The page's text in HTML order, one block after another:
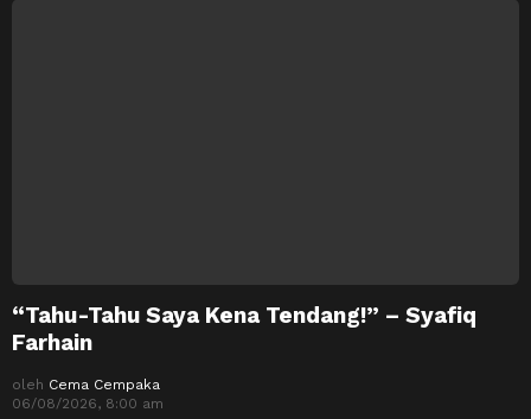
“Tahu-Tahu Saya Kena Tendang!” – Syafiq
Farhain
oleh Cema Cempaka
06/08/2026, 8:00 am